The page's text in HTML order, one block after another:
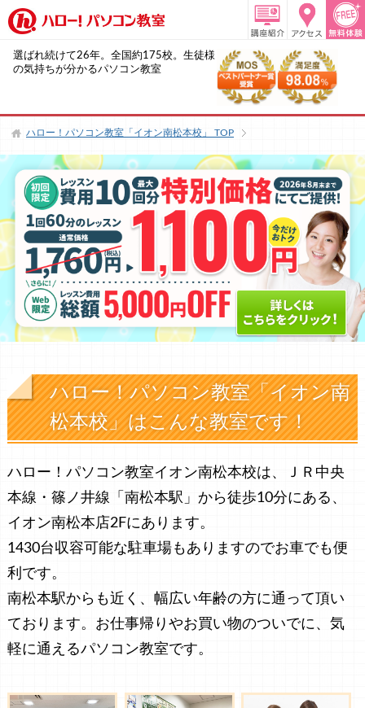
選ばれ続けて26年。全国約175校。生徒様
の気持ちが分かるパソコン教室
ハロー！パソコン教室「イオン南松本校」 TOP
ハロー！パソコン教室「イオン南
松本校」はこんな教室です！
ハロー！パソコン教室イオン南松本校は、ＪＲ中央
本線・篠ノ井線「南松本駅」から徒歩10分にある、
イオン南松本店2Fにあります。
1430台収容可能な駐車場もありますのでお車でも便
利です。
南松本駅からも近く、幅広い年齢の方に通って頂い
ております。お仕事帰りやお買い物のついでに、気
軽に通えるパソコン教室です。